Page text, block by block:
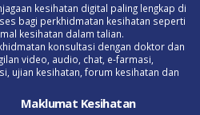
kesihatan digital paling lengkap di
bagi perkhidmatan kesihatan seperti
kesihatan dalam talian.
konsultasi dengan doktor dan
video, audio, chat, e-farmasi,
ujian kesihatan, forum kesihatan dan
Maklumat Kesihatan